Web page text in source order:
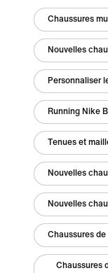
Chaussures
Nouvelles
Personnaliser
Running Nike
Tenues et
Nouvelles
Nouvelles
Chaussures
Chaussures